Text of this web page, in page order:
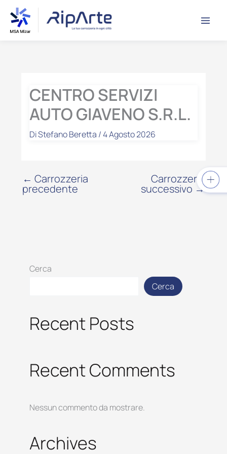
contenuto
contenuto
CENTRO SERVIZI
AUTO GIAVENO S.R.L.
DiStefano Beretta /4 Agosto 2026
← Carrozzeria
precedente
Carrozzeria
successivo →
Cerca
Cerca
Recent Posts
Recent Comments
Nessun commento da mostrare.
Archives